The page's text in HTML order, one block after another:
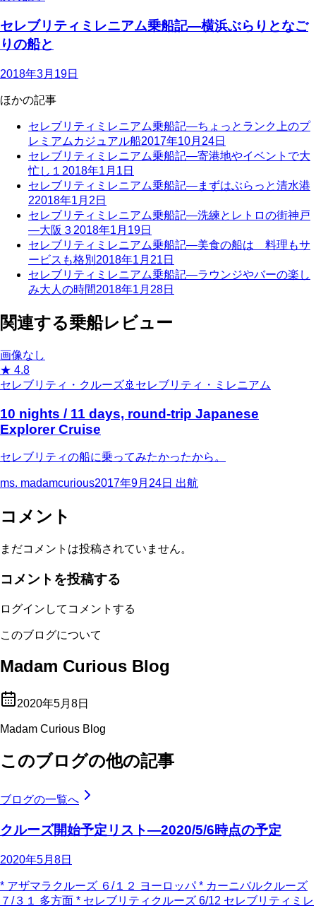
セレブリティミレニアム乗船記—横浜ぶらりとなご
りの船と
2018年3月19日
ほかの記事
セレブリティミレニアム乗船記—ちょっとランク上のプ
レミアムカジュアル船2017年10月24日
セレブリティミレニアム乗船記—寄港地やイベントで大
忙し１ 2018年1月1日
セレブリティミレニアム乗船記—まずはぶらっと清水港
22018年1月2日
セレブリティミレニアム乗船記—洗練とレトロの街神戸
—大阪３ 2018年1月19日
セレブリティミレニアム乗船記—美食の船は 料理もサ
ービスも格別 2018年1月21日
セレブリティミレニアム乗船記—ラウンジやバーの楽し
み大人の時間2018年1月28日
関連する乗船レビュー
画像なし
★ 4.8
セレブリティ・クルーズ🚢 セレブリティ・ミレニアム
10 nights / 11 days, round-trip Japanese
Explorer Cruise
セレブリティの船に乗ってみたかったから。
ms. madamcurious2017年9月24日 出航
コメント
まだコメントは投稿されていません。
コメントを投稿する
ログインしてコメントする
このブログについて
Madam Curious Blog
2020年5月8日
Madam Curious Blog
このブログの他の記事
ブログの一覧へ
クルーズ開始予定リスト―2020/5/6時点の予定
2020年5月8日
* アザマラクルーズ ６/１２ ヨーロッパ * カーニバルクルーズ
７/３１ 多方面 * セレブリティクルーズ 6/12 セレブリティミレ